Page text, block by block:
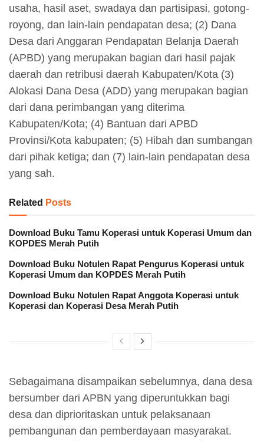
usaha, hasil aset, swadaya dan partisipasi, gotong-
royong, dan lain-lain pendapatan desa; (2) Dana
Desa dari Anggaran Pendapatan Belanja Daerah
(APBD) yang merupakan bagian dari hasil pajak
daerah dan retribusi daerah Kabupaten/Kota (3)
Alokasi Dana Desa (ADD) yang merupakan bagian
dari dana perimbangan yang diterima
Kabupaten/Kota; (4) Bantuan dari APBD
Provinsi/Kota kabupaten; (5) Hibah dan sumbangan
dari pihak ketiga; dan (7) lain-lain pendapatan desa
yang sah.
Related Posts
Download Buku Tamu Koperasi untuk Koperasi Umum dan
KOPDES Merah Putih
Download Buku Notulen Rapat Pengurus Koperasi untuk
Koperasi Umum dan KOPDES Merah Putih
Download Buku Notulen Rapat Anggota Koperasi untuk
Koperasi dan Koperasi Desa Merah Putih
Sebagaimana disampaikan sebelumnya, dana desa
bersumber dari APBN yang diperuntukkan bagi
desa dan diprioritaskan untuk pelaksanaan
pembangunan dan pemberdayaan masyarakat.